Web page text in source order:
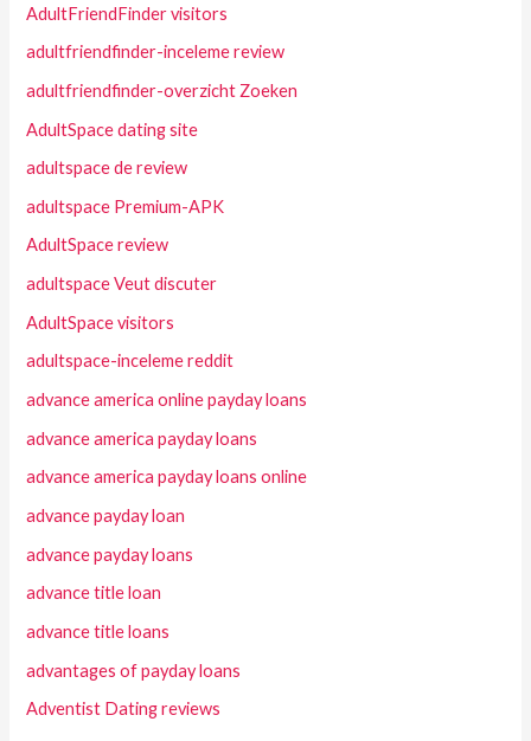
AdultFriendFinder visitors
adultfriendfinder-inceleme review
adultfriendfinder-overzicht Zoeken
AdultSpace dating site
adultspace de review
adultspace Premium-APK
AdultSpace review
adultspace Veut discuter
AdultSpace visitors
adultspace-inceleme reddit
advance america online payday loans
advance america payday loans
advance america payday loans online
advance payday loan
advance payday loans
advance title loan
advance title loans
advantages of payday loans
Adventist Dating reviews